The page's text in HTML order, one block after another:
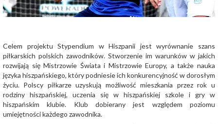
Celem projektu Stypendium w Hiszpanii jest wyrównanie szans
piłkarskich polskich zawodników. Stworzenie im warunków w jakich
rozwijają się Mistrzowie Świata i Mistrzowie Europy, a także nauka
języka hiszpańskiego, który podniesie ich konkurencyjność w dorosłym
życiu. Polscy piłkarze uzyskują możliwość mieszkania przez rok u
rodziny hiszpańskiej, uczenia się w hiszpańskiej szkole i gry w
hiszpańskim klubie. Klub dobierany jest względem poziomu
umiejętności każdego zawodnika.